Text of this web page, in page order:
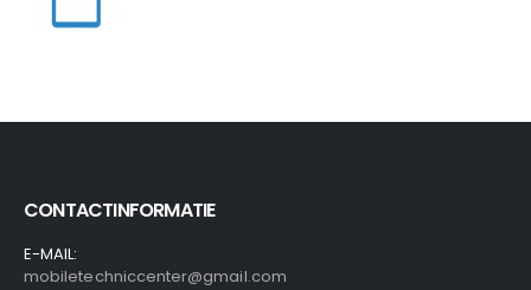
CONTACTINFORMATIE
E-MAIL:
mobiletechniccenter@gmail.com